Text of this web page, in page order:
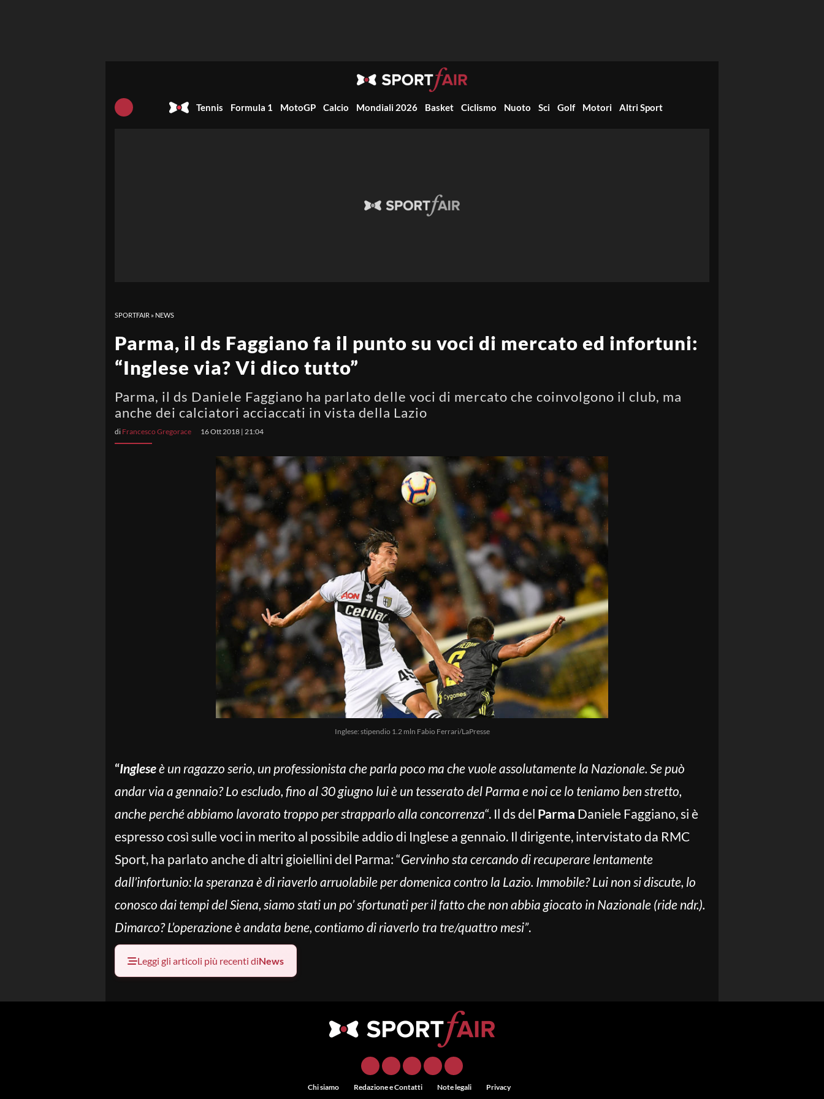
Tennis Formula 1 MotoGP Calcio Mondiali 2026 Basket Ciclismo Nuoto Sci Golf Motori Altri Sport
SPORTFAIR » NEWS
Parma, il ds Faggiano fa il punto su voci di mercato ed infortuni:
“Inglese via? Vi dico tutto”
Parma, il ds Daniele Faggiano ha parlato delle voci di mercato che coinvolgono il club, ma
anche dei calciatori acciaccati in vista della Lazio
di Francesco Gregorace 16 Ott 2018 | 21:04
Inglese: stipendio 1.2 mln Fabio Ferrari/LaPresse
“Ingleseè un ragazzo serio, un professionista che parla poco ma che vuole assolutamente la Nazionale. Se può
andar via a gennaio? Lo escludo, fino al 30 giugno lui è un tesserato del Parma e noi ce lo teniamo ben stretto,
anche perché abbiamo lavorato troppo per strapparlo alla concorrenza“. Il ds del Parma Daniele Faggiano, si è
espresso così sulle voci in merito al possibile addio di Inglese a gennaio. Il dirigente, intervistato da RMC
Sport, ha parlato anche di altri gioiellini del Parma: “Gervinho sta cercando di recuperare lentamente
dall’infortunio: la speranza è di riaverlo arruolabile per domenica contro la Lazio. Immobile? Lui non si discute, lo
conosco dai tempi del Siena, siamo stati un po’ sfortunati per il fatto che non abbia giocato in Nazionale (ride ndr.).
Dimarco? L’operazione è andata bene, contiamo di riaverlo tra tre/quattro mesi”.
Leggi gli articoli più recenti diNews
Chi siamo Redazione e Contatti Note legali Privacy